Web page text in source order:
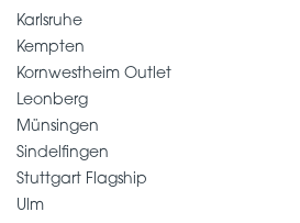
Karlsruhe
Kempten
Kornwestheim Outlet
Leonberg
Münsingen
Sindelfingen
Stuttgart Flagship
Ulm